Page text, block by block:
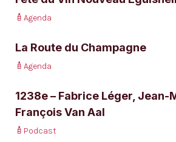
Agenda
La Route du Champagne
Agenda
1238e – Fabrice Léger, Jean-
François Van Aal
Podcast